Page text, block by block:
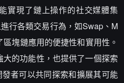
實現了鏈上操作的社交媒體集
行各類交易行為，如Swap、M
塊鏈應用的便捷性和實用性。
的功能性，也提供了一個探索
者可以共同探索和擴展其可能